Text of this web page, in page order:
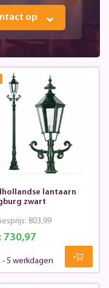
op
lantaarn
zwart
730,97
803,99
- 5 werkdagen